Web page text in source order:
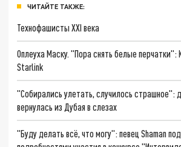
ЧИТАЙТЕ ТАКЖЕ:
Технофашисты XXI века
Оплеуха Маску. "Пора снять белые перчатки":
Starlink
"Собирались улетать, случилось страшное":
вернулась из Дубая в слезах
"Буду делать всё, что могу": певец Shaman